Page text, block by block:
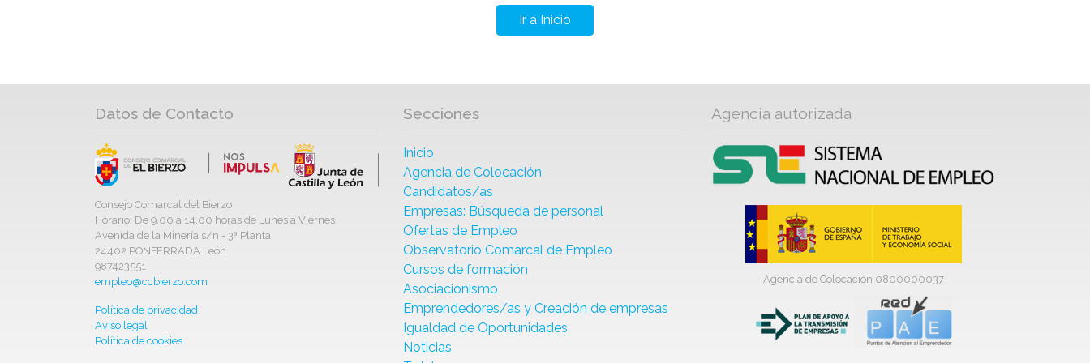
Ir a Inicio
Datos de Contacto
Consejo Comarcal del Bierzo
Horario: De 9,00 a 14,00 horas de Lunes a Viernes
Avenida de la Minería s/n - 3ª Planta
24402 PONFERRADA León
987423551
empleo@ccbierzo.com
Política de privacidad
Aviso legal
Política de cookies
Secciones
Inicio
Agencia de Colocación
Candidatos/as
Empresas: Búsqueda de personal
Ofertas de Empleo
Observatorio Comarcal de Empleo
Cursos de formación
Asociacionismo
Emprendedores/as y Creación de empresas
Igualdad de Oportunidades
Noticias
Agencia autorizada
Agencia de Colocación 0800000037